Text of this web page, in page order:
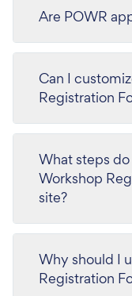
Are POWR
Can I
Registration
What steps
Workshop
site?
Why should I
Registration